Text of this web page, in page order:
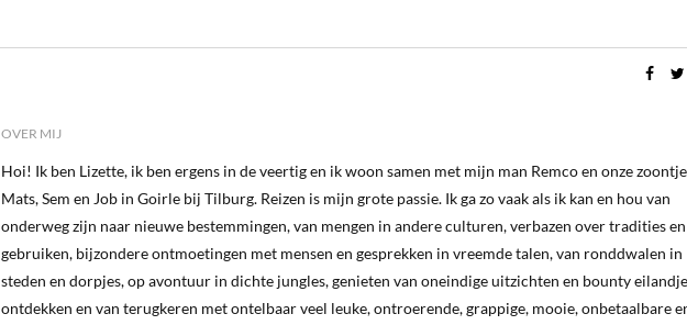
OVER MIJ
Hoi! Ik ben Lizette, ik ben ergens in de veertig en ik woon samen met mijn man Remco en onze zoontjes
Mats, Sem en Job in Goirle bij Tilburg. Reizen is mijn grote passie. Ik ga zo vaak als ik kan en hou van
onderweg zijn naar nieuwe bestemmingen, van mengen in andere culturen, verbazen over tradities en
gebruiken, bijzondere ontmoetingen met mensen en gesprekken in vreemde talen, van ronddwalen in
steden en dorpjes, op avontuur in dichte jungles, genieten van oneindige uitzichten en bounty
ontdekken en van terugkeren met ontelbaar veel leuke, ontroerende, grappige, mooie, onbetaalbare